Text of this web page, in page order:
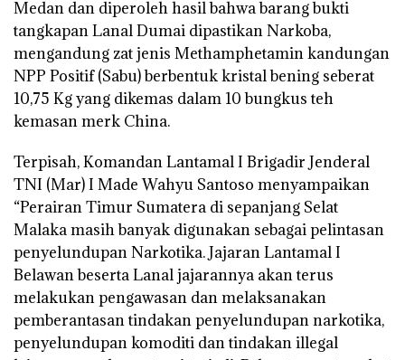
Medan dan diperoleh hasil bahwa barang bukti
tangkapan Lanal Dumai dipastikan Narkoba,
mengandung zat jenis Methamphetamin kandungan
NPP Positif (Sabu) berbentuk kristal bening seberat
10,75 Kg yang dikemas dalam 10 bungkus teh
kemasan merk China.
Terpisah, Komandan Lantamal I Brigadir Jenderal
TNI (Mar) I Made Wahyu Santoso menyampaikan
“Perairan Timur Sumatera di sepanjang Selat
Malaka masih banyak digunakan sebagai pelintasan
penyelundupan Narkotika. Jajaran Lantamal I
Belawan beserta Lanal jajarannya akan terus
melakukan pengawasan dan melaksanakan
pemberantasan tindakan penyelundupan narkotika,
penyelundupan komoditi dan tindakan illegal